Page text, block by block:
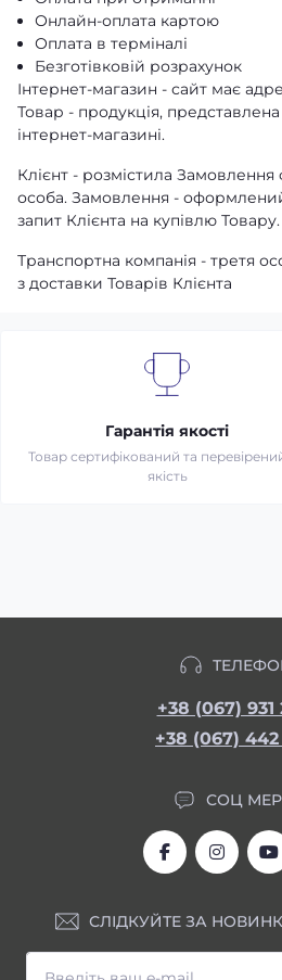
Онлайн-оплата картою
Оплата в терміналі
Безготівковій розрахунок
Інтернет-магазин - сайт має
Товар - продукція,
інтернет-магазині.
Клієнт - розмістила
особа. Замовлення -
запит Клієнта на купівлю Товару.
Транспортна компанія - третя
з доставки Товарів Клієнта
Гарантія якості
Товар сертифікований та
якість
+38 (067) 931
+38 (067) 442
СОЦ
СЛІДКУЙТЕ ЗА